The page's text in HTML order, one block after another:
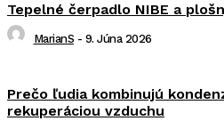
Tepelné čerpadlo NIBE a
MarianS - 9. Júna 2026
Prečo ľudia kombinujú
rekuperáciou vzduchu